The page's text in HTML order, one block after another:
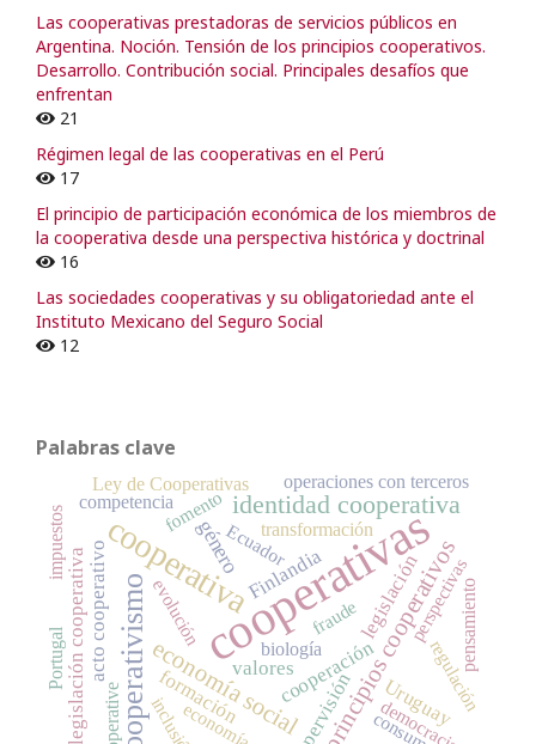
Las cooperativas prestadoras de servicios públicos en
Argentina. Noción. Tensión de los principios cooperativos.
Desarrollo. Contribución social. Principales desafíos que
enfrentan
21
Régimen legal de las cooperativas en el Perú
17
El principio de participación económica de los miembros de
la cooperativa desde una perspectiva histórica y doctrinal
16
Las sociedades cooperativas y su obligatoriedad ante el
Instituto Mexicano del Seguro Social
12
Palabras clave
cooperativas
cooperativa
cooperativismo
identidad cooperativa
principios cooperativos
economía social
género
cooperación
legislación
formación
acto cooperativo valores
legislación cooperativa Uruguay
Finlandia
supervisión
perspectivas
regulación
Ecuador
fomento
evolución
inclusión
competencia
Portugal
impuestos
economía consumo
fraude
democracia
Ley de Cooperativas operaciones con terceros
cooperative
pensamiento
transformación
biología